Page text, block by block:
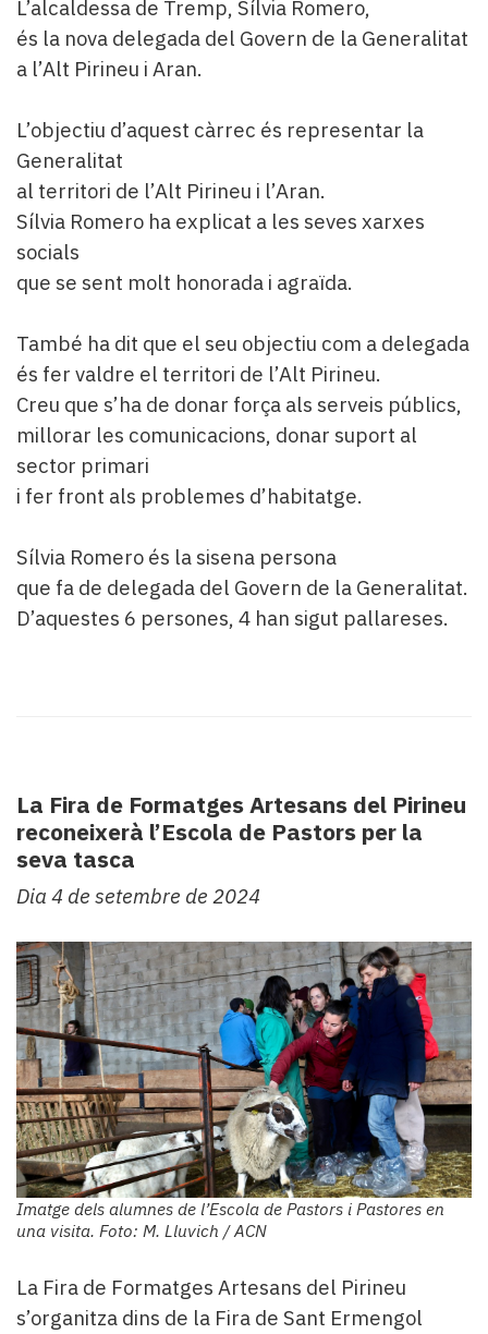
L’alcaldessa de Tremp, Sílvia Romero,
és la nova delegada del Govern de la Generalitat
a l’Alt Pirineu i Aran.
L’objectiu d’aquest càrrec és representar la
Generalitat
al territori de l’Alt Pirineu i l’Aran.
Sílvia Romero ha explicat a les seves xarxes
socials
que se sent molt honorada i agraïda.
També ha dit que el seu objectiu com a delegada
és fer valdre el territori de l’Alt Pirineu.
Creu que s’ha de donar força als serveis públics,
millorar les comunicacions, donar suport al
sector primari
i fer front als problemes d’habitatge.
Sílvia Romero és la sisena persona
que fa de delegada del Govern de la Generalitat.
D’aquestes 6 persones, 4 han sigut pallareses.
La Fira de Formatges Artesans del Pirineu
reconeixerà l’Escola de Pastors per la
seva tasca
Dia 4 de setembre de 2024
Imatge dels alumnes de l’Escola de Pastors i Pastores en
una visita. Foto: M. Lluvich / ACN
La Fira de Formatges Artesans del Pirineu
s’organitza dins de la Fira de Sant Ermengol